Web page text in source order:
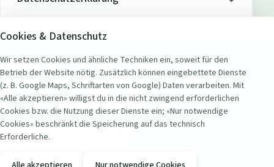
ADRESSE
Seerestaurant Badi Wollishofen
Seestrasse 451
8038 Zürich Wollishofen, Schweiz
Cookies & Datenschutz
Wir setzen Cookies und ähnliche Techniken ein, soweit für den
Betrieb der Website nötig. Zusätzlich können eingebettete Dienste
(z. B. Google Maps, Schriftarten von Google) Daten verarbeiten. Mit
«Alle akzeptieren» willigst du in die nicht zwingend erforderlichen
Cookies bzw. die Nutzung dieser Dienste ein; «Nur notwendige
Cookies» beschränkt die Speicherung auf das technisch
Erforderliche.